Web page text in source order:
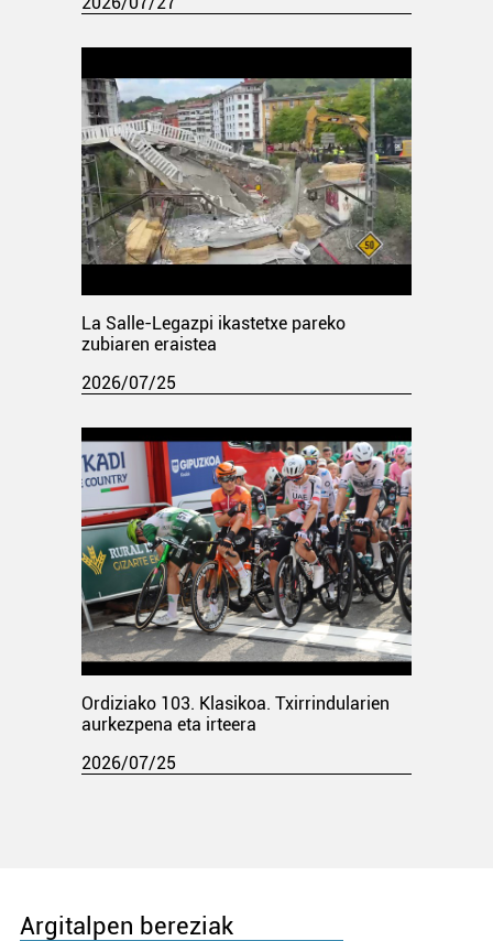
La Salle-Legazpi ikastetxe pareko
zubiaren eraistea
2026/07/25
Ordiziako 103. Klasikoa. Txirrindularien
aurkezpena eta irteera
2026/07/25
Argitalpen bereziak